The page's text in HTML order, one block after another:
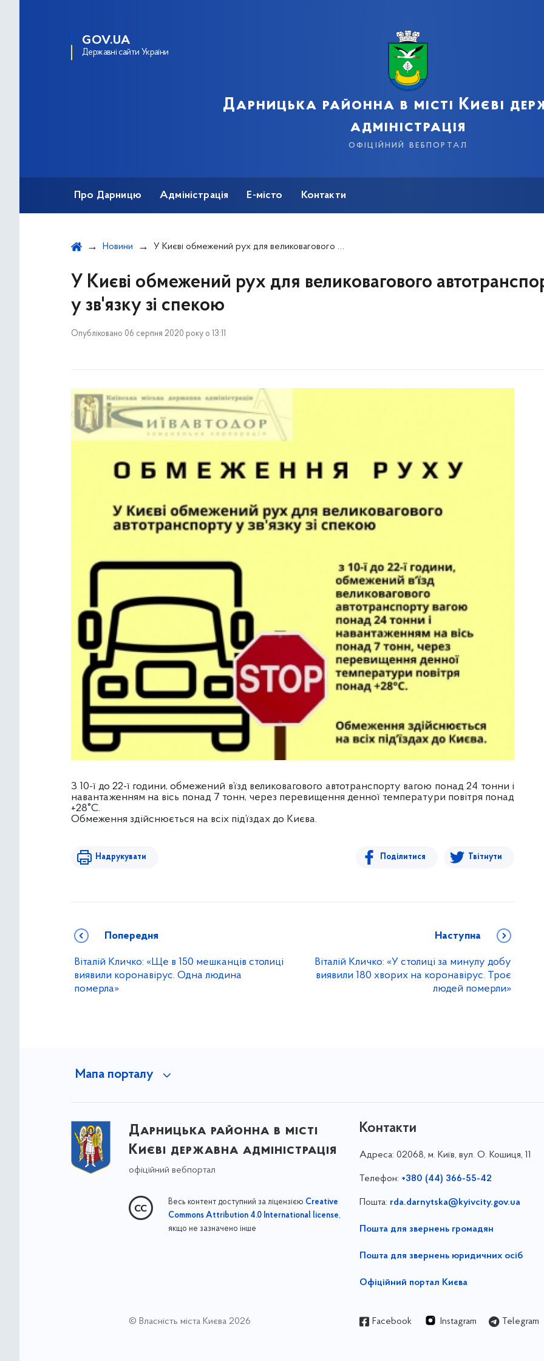
GOV.UA
Державні сайти України
Дарницька районна в місті Києві
адміністрація
офіційний вебпортал
Про Дарницю Адміністрація Е-місто Контакти
Новини У Києві обмежений рух для великовагового автотранспорту у зв&#039;язку зі спекою
У Києві обмежений рух для великовагового
у зв'язку зі спекою
Опубліковано 06 серпня 2020 року о 13:11
З 10-ї до 22-ї години, обмежений в’їзд великовагового автотранспорту вагою понад 24 тонни і
навантаженням на вісь понад 7 тонн, через перевищення денної температури повітря понад
+28°С.
Обмеження здійснюється на всіх під’їздах до Києва.
Надрукувати Поділитися Твітнути
Попередня
Віталій Кличко: «Ще в 150 мешканців столиці
виявили коронавірус. Одна людина
померла»
Наступна
Віталій Кличко: «У столиці за минулу добу
виявили 180 хворих на коронавірус. Троє
людей померли»
Мапа порталу
Дарницька районна в місті
Києві державна адміністрація
офіційний вебпортал
Весь контент доступний за ліцензією Creative
Commons Attribution 4.0 International license,
якщо не зазначено інше
Контакти
Адреса: 02068, м. Київ, вул. О. Кошиця, 11
Телефон: +380 (44) 366-55-42
Пошта: rda.darnytska@kyivcity.gov.ua
Пошта для звернень громадян
Пошта для звернень юридичних осіб
Офіційний портал Києва
© Власність міста Києва 2026 Facebook Instagram Telegram